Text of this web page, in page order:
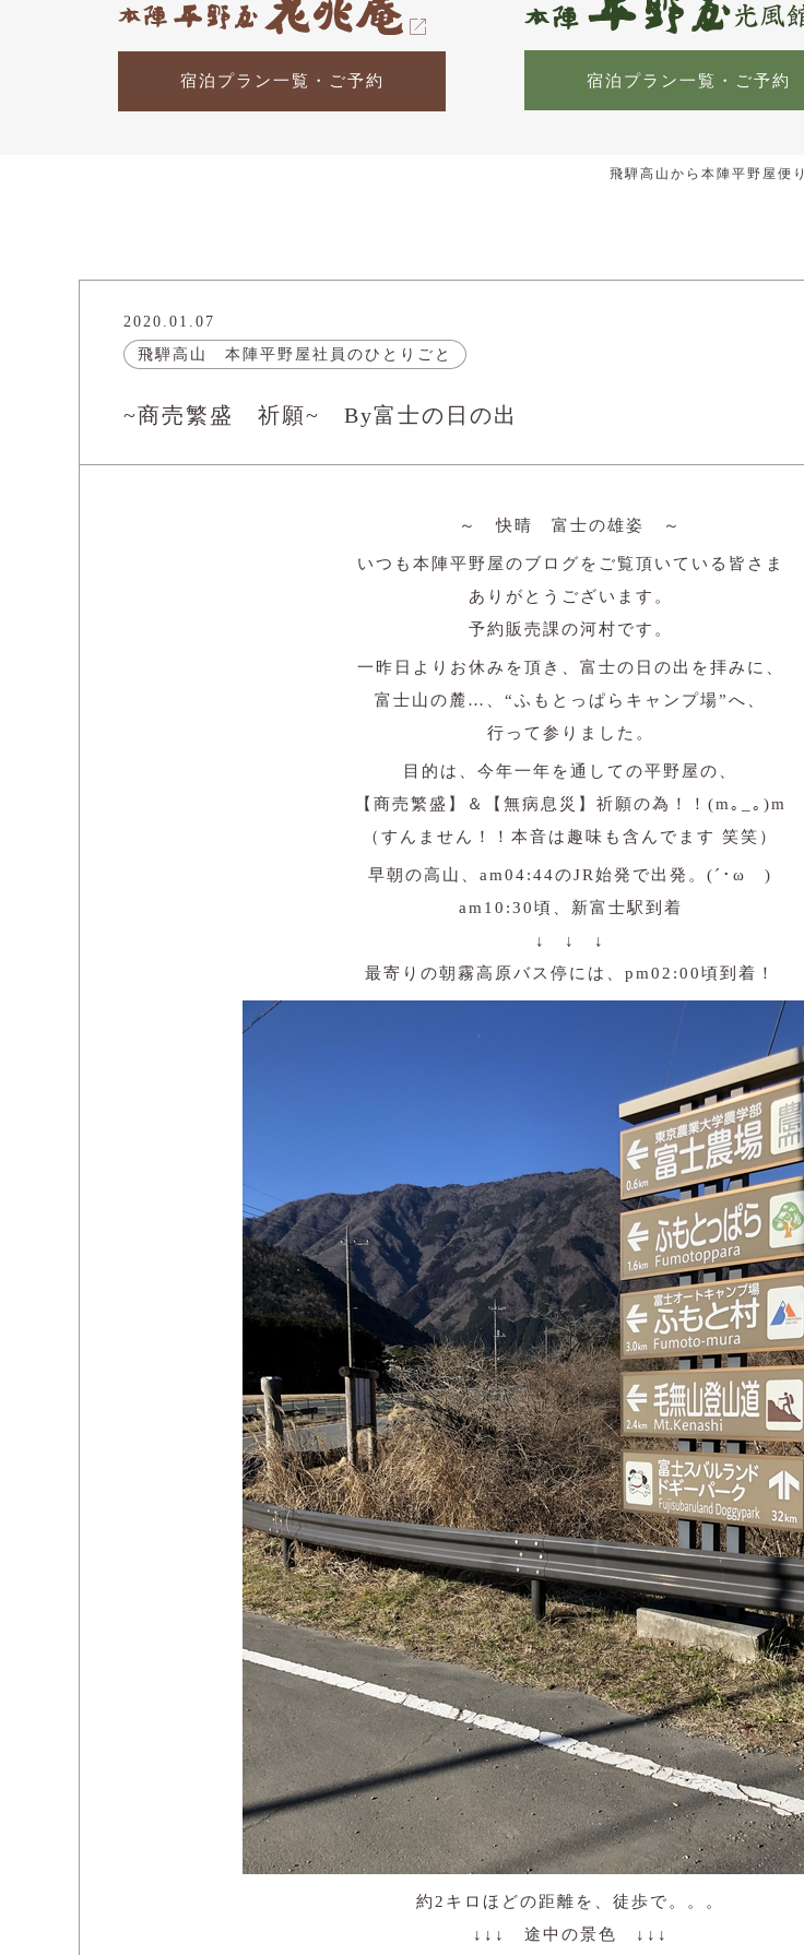
宿泊プラン一覧・ご予約 宿泊プラン一覧・ご予約
飛騨高山から本陣平野屋便り
2020.01.07
飛騨高山 本陣平野屋社員のひとりごと
~商売繁盛 祈願~ By富士の日の出
～ 快晴 富士の雄姿 ～
いつも本陣平野屋のブログをご覧頂いている皆さま
ありがとうございます。
予約販売課の河村です。
一昨日よりお休みを頂き、富士の日の出を拝みに、
富士山の麓…、“ふもとっぱらキャンプ場”へ、
行って参りました。
目的は、今年一年を通しての平野屋の、
【商売繁盛】＆【無病息災】祈願の為！！(m｡_｡)m
（すんません！！本音は趣味も含んでます 笑笑）
早朝の高山、am04:44のJR始発で出発。(´･ωゞ)
am10:30頃、新富士駅到着
↓ ↓ ↓
最寄りの朝霧高原バス停には、pm02:00頃到着！
約2キロほどの距離を、徒歩で。。。
↓↓↓ 途中の景色 ↓↓↓